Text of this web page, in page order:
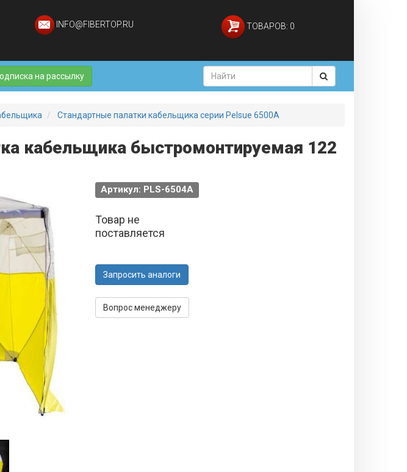
INFO@FIBERTOP.RU ТОВАРОВ: 0
на рассылку
Стандартные палатки кабельщика серии Pelsue 6500A
кабельщика быстромонтируемая 122
Артикул: PLS-6504А
Товар не
поставляется
Запросить аналоги
Вопрос менеджеру